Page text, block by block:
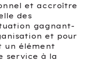
et accroître
des
gagnant-
et pour
un élément
service à la